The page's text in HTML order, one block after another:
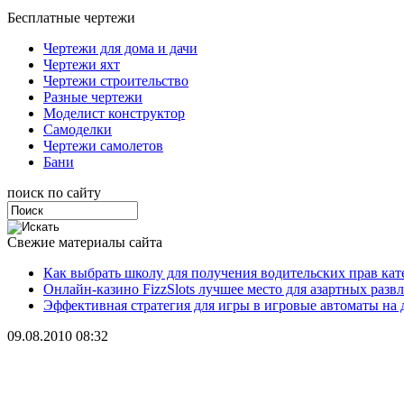
Бесплатные чертежи
Чертежи для дома и дачи
Чертежи яхт
Чертежи строительство
Разные чертежи
Моделист конструктор
Самоделки
Чертежи самолетов
Бани
поиск по сайту
Свежие материалы сайта
Как выбрать школу для получения водительских прав
Онлайн-казино FizzSlots лучшее место для азартных
Эффективная стратегия для игры в игровые автоматы на
09.08.2010 08:32